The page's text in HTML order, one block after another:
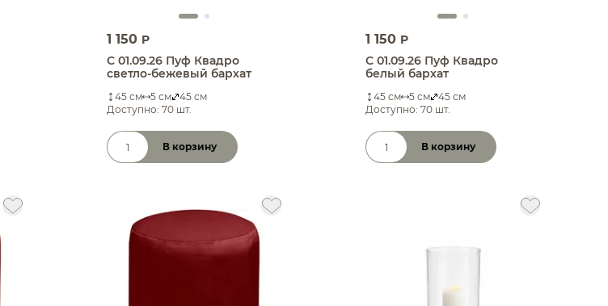
1 150 P
С 01.09.26 Пуф Квадро
светло-бежевый бархат
45 см 5 см
45 см
Доступно: 70 шт.
Количество товара
В корзину
1 150 P
С 01.09.26 Пуф Квадро
белый бархат
45 см 5 см
45 см
Доступно: 70 шт.
Количество товара
В корзину